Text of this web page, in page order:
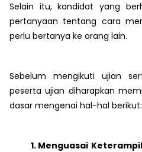
Selain itu, kandidat yang
pertanyaan tentang cara
perlu bertanya ke orang lain.
Sebelum mengikuti ujian
peserta ujian diharapkan
dasar mengenai hal-hal berikut:
Menguasai